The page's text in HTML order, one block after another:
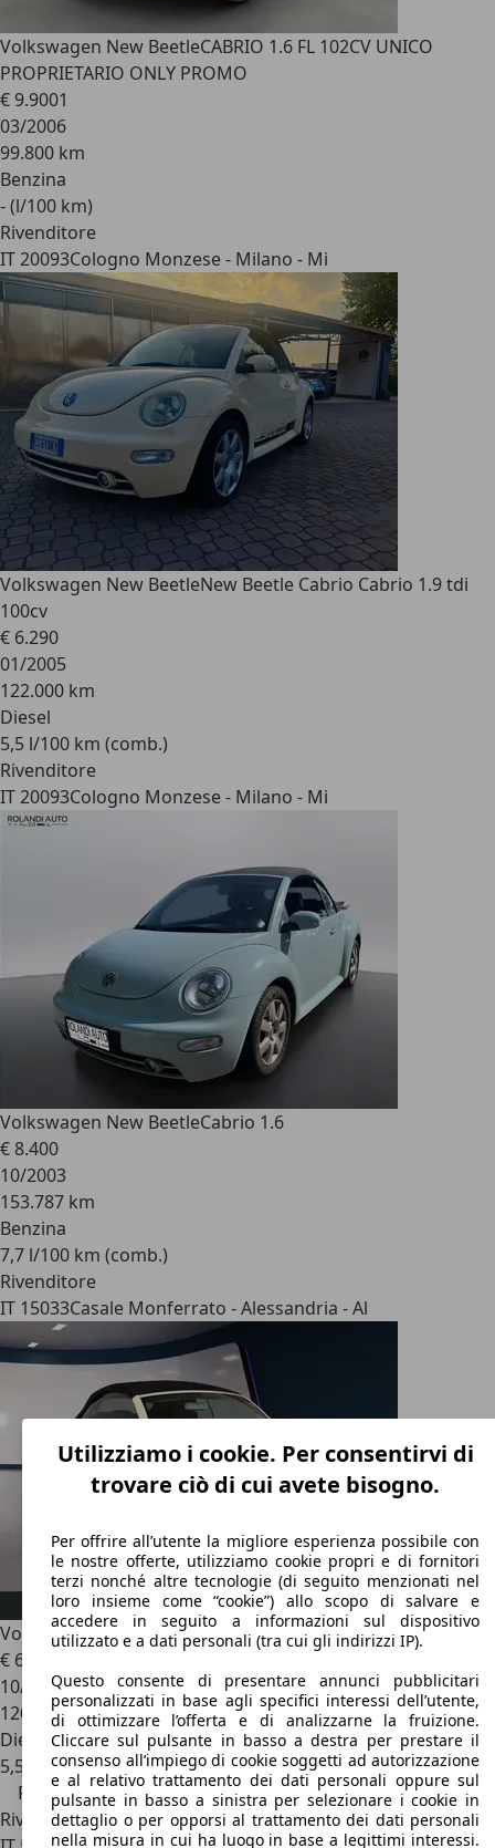
Volkswagen New BeetleCABRIO 1.6 FL 102CV UNICO
PROPRIETARIO ONLY PROMO
€ 9.9001
03/2006
99.800 km
Benzina
- (l/100 km)
Rivenditore
IT 20093Cologno Monzese - Milano - Mi
Volkswagen New BeetleNew Beetle Cabrio Cabrio 1.9 tdi
100cv
€ 6.290
01/2005
122.000 km
Diesel
5,5 l/100 km (comb.)
Rivenditore
IT 20093Cologno Monzese - Milano - Mi
Volkswagen New BeetleCabrio 1.6
€ 8.400
10/2003
153.787 km
Benzina
7,7 l/100 km (comb.)
Rivenditore
IT 15033Casale Monferrato - Alessandria - Al
Volkswagen New BeetleNEW BEETLE 1.9 TDI CABRIO
€ 6.900
10/2003
120.000 km
Diesel
5,5 l/100 km (comb.)
Prezzo ribassato
Rivenditore
Utilizziamo i cookie. Per consentirvi di
trovare ciò di cui avete bisogno.
Per offrire all’utente la migliore esperienza possibile con
le nostre offerte, utilizziamo cookie propri e di fornitori
terzi nonché altre tecnologie (di seguito menzionati nel
loro insieme come “cookie”) allo scopo di salvare e
accedere in seguito a informazioni sul dispositivo
utilizzato e a dati personali (tra cui gli indirizzi IP).
Questo consente di presentare annunci pubblicitari
personalizzati in base agli specifici interessi dell’utente,
di ottimizzare l’offerta e di analizzarne la fruizione.
Cliccare sul pulsante in basso a destra per prestare il
consenso all’impiego di cookie soggetti ad autorizzazione
e al relativo trattamento dei dati personali oppure sul
pulsante in basso a sinistra per selezionare i cookie in
dettaglio o per opporsi al trattamento dei dati personali
nella misura in cui ha luogo in base a legittimi interessi.